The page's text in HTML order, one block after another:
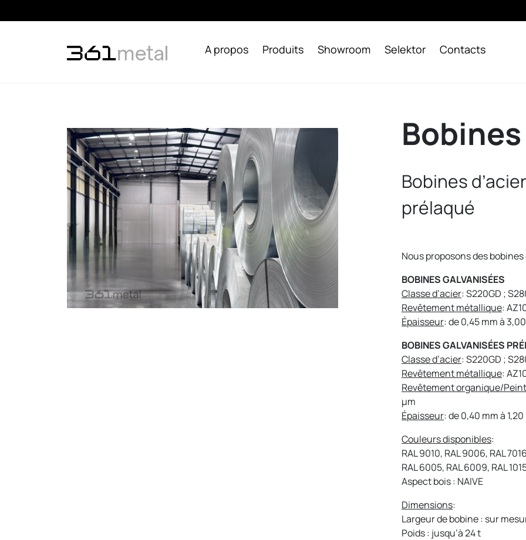
A propos Produits Showroom Selektor Contacts
Bobines
Bobines
prélaqué
Nous proposons des
BOBINES GALVANISÉES
Classe d’acier: S220GD ;
Revêtement métallique:
Épaisseur: de 0,45 mm à
BOBINES GALVANISÉES
Classe d’acier: S220GD ;
Revêtement métallique:
Revêtement organique/
μm
Épaisseur: de 0,40 mm à
Couleurs disponibles:
RAL 9010, RAL 9006, RAL
RAL 6005, RAL 6009, RAL
Aspect bois : NAIVE
Dimensions:
Largeur de bobine : sur
Poids : jusqu’à 24 t